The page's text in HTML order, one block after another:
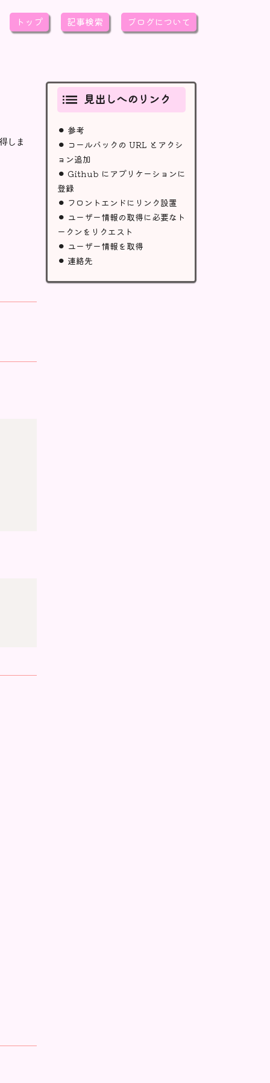
トップ 記事検索 ブログについて
しま
見出しへのリンク
⚫︎ 参考
⚫︎ コールバックの URL とアクシ
ョン追加
⚫︎ Github にアプリケーションに
登録
⚫︎ フロントエンドにリンク設置
⚫︎ ユーザー情報の取得に必要なト
ークンをリクエスト
⚫︎ ユーザー情報を取得
⚫︎ 連絡先